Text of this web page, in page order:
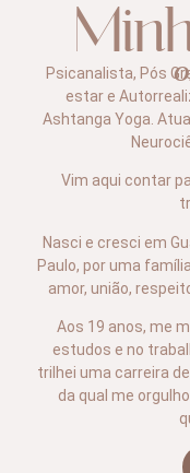
Psicanalista, Pós
estar e
Ashtanga Yoga.
Vim aqui contar
Nasci e cresci em
Paulo, por uma
amor, união,
Aos 19 anos, me
estudos e no
trilhei uma carreira
da qual me